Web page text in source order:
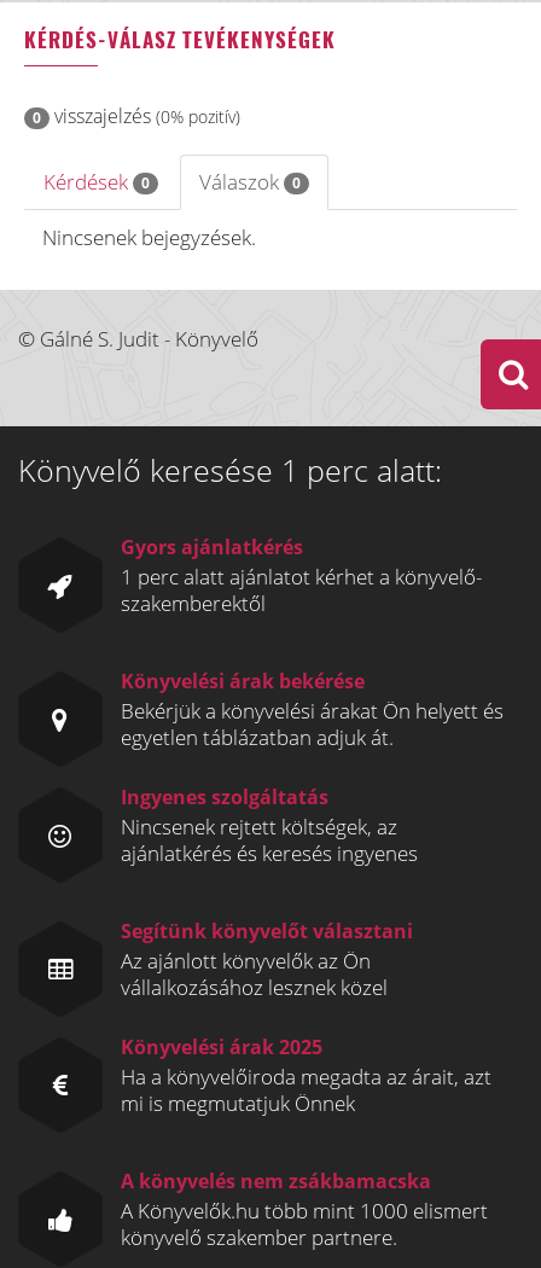
KÉRDÉS-VÁLASZ TEVÉKENYSÉGEK
0 visszajelzés (0% pozitív)
Kérdések 0 Válaszok 0
Nincsenek bejegyzések.
© Gálné S. Judit - Könyvelő
Könyvelő keresése 1 perc alatt:
Gyors ajánlatkérés
1 perc alatt ajánlatot kérhet a könyvelő-
szakemberektől
Könyvelési árak bekérése
Bekérjük a könyvelési árakat Ön helyett és
egyetlen táblázatban adjuk át.
Ingyenes szolgáltatás
Nincsenek rejtett költségek, az
ajánlatkérés és keresés ingyenes
Segítünk könyvelőt választani
Az ajánlott könyvelők az Ön
vállalkozásához lesznek közel
Könyvelési árak 2025
Ha a könyvelőiroda megadta az árait, azt
mi is megmutatjuk Önnek
A könyvelés nem zsákbamacska
A Könyvelők.hu több mint 1000 elismert
könyvelő szakember partnere.